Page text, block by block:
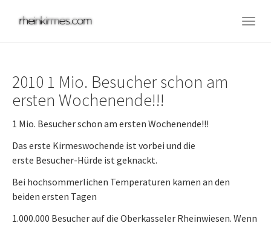
2010 1 Mio. Besucher schon am
ersten Wochenende!!!
1 Mio. Besucher schon am ersten Wochenende!!!
Das erste Kirmeswochende ist vorbei und die
erste Besucher-Hürde ist geknackt.
Bei hochsommerlichen Temperaturen kamen an den
beiden ersten Tagen
1.000.000 Besucher auf die Oberkasseler Rheinwiesen. Wenn